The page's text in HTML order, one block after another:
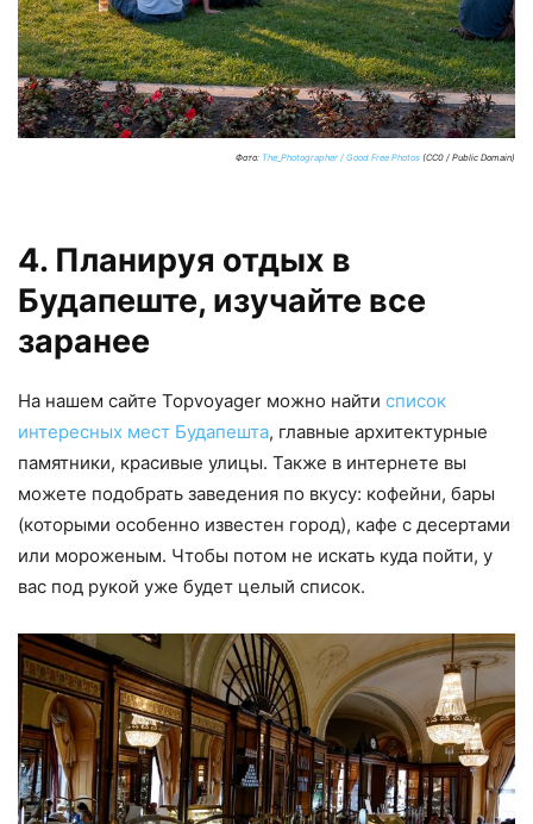
Фото: The_Photographer / Good Free Photos (CC0 / Public Domain)
4. Планируя отдых в
Будапеште, изучайте все
заранее
На нашем сайте Topvoyager можно найти список
интересных мест Будапешта, главные архитектурные
памятники, красивые улицы. Также в интернете вы
можете подобрать заведения по вкусу: кофейни, бары
(которыми особенно известен город), кафе с десертами
или мороженым. Чтобы потом не искать куда пойти, у
вас под рукой уже будет целый список.